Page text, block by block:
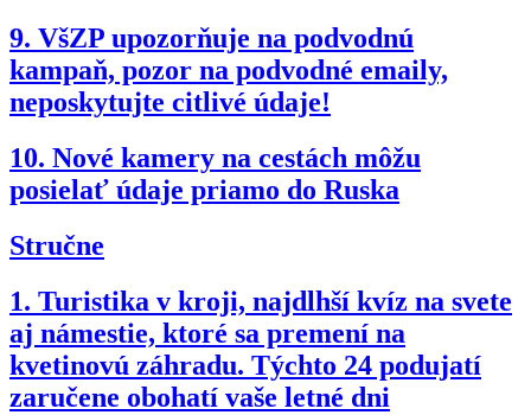
9. VšZP upozorňuje na podvodnú
kampaň, pozor na podvodné emaily,
neposkytujte citlivé údaje!
10. Nové kamery na cestách môžu
posielať údaje priamo do Ruska
Stručne
1. Turistika v kroji, najdlhší kvíz na svete
aj námestie, ktoré sa premení na
kvetinovú záhradu. Týchto 24 podujatí
zaručene obohatí vaše letné dni